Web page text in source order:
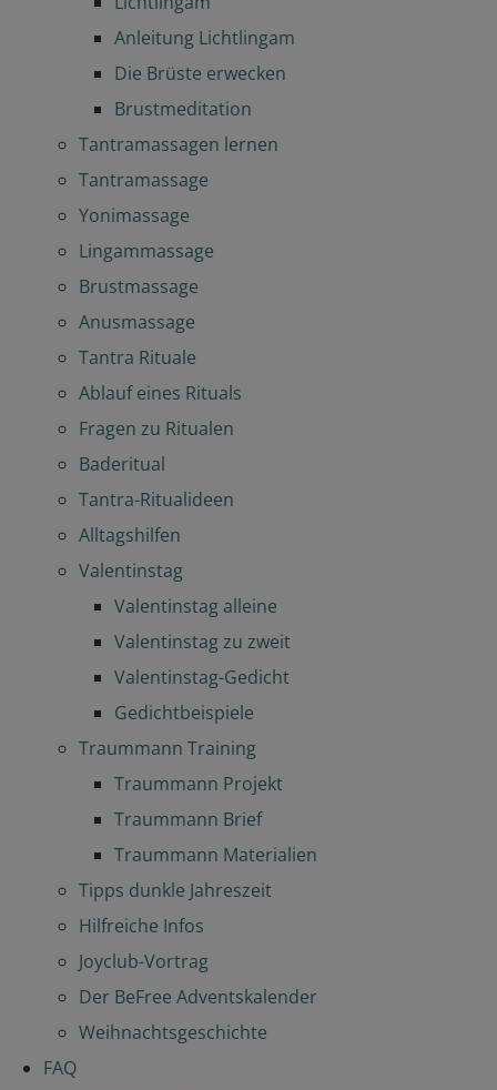
Anleitung Lichtlingam
Die Brüste erwecken
Brustmeditation
Tantramassagen lernen
Tantramassage
Yonimassage
Lingammassage
Brustmassage
Anusmassage
Tantra Rituale
Ablauf eines Rituals
Fragen zu Ritualen
Baderitual
Tantra-Ritualideen
Alltagshilfen
Valentinstag
Valentinstag alleine
Valentinstag zu zweit
Valentinstag-Gedicht
Gedichtbeispiele
Traummann Training
Traummann Projekt
Traummann Brief
Traummann Materialien
Tipps dunkle Jahreszeit
Hilfreiche Infos
Joyclub-Vortrag
Der BeFree Adventskalender
Weihnachtsgeschichte
FAQ